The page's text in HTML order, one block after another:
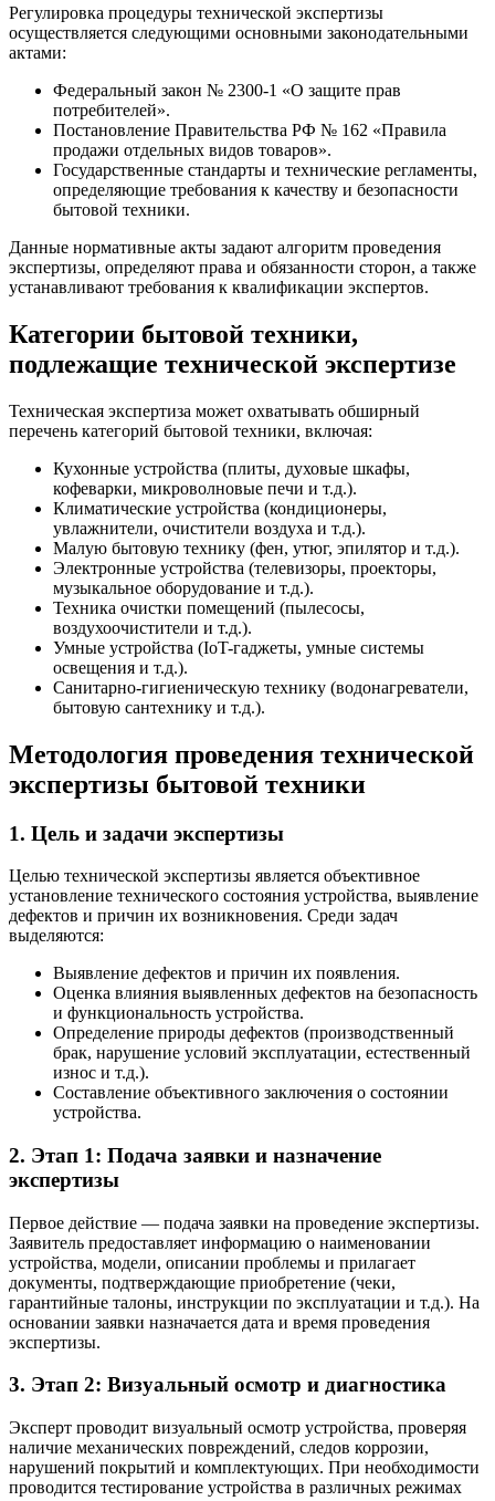
Регулировка процедуры технической экспертизы
осуществляется следующими основными законодательными
актами:
Федеральный закон № 2300-1 «О защите прав
потребителей».
Постановление Правительства РФ № 162 «Правила
продажи отдельных видов товаров».
Государственные стандарты и технические регламенты,
определяющие требования к качеству и безопасности
бытовой техники.
Данные нормативные акты задают алгоритм проведения
экспертизы, определяют права и обязанности сторон, а также
устанавливают требования к квалификации экспертов.
Категории бытовой техники,
подлежащие технической экспертизе
Техническая экспертиза может охватывать обширный
перечень категорий бытовой техники, включая:
Кухонные устройства (плиты, духовые шкафы,
кофеварки, микроволновые печи и т.д.).
Климатические устройства (кондиционеры,
увлажнители, очистители воздуха и т.д.).
Малую бытовую технику (фен, утюг, эпилятор и т.д.).
Электронные устройства (телевизоры, проекторы,
музыкальное оборудование и т.д.).
Техника очистки помещений (пылесосы,
воздухоочистители и т.д.).
Умные устройства (IoT-гаджеты, умные системы
освещения и т.д.).
Санитарно-гигиеническую технику (водонагреватели,
бытовую сантехнику и т.д.).
Методология проведения технической
экспертизы бытовой техники
1. Цель и задачи экспертизы
Целью технической экспертизы является объективное
установление технического состояния устройства, выявление
дефектов и причин их возникновения. Среди задач
выделяются:
Выявление дефектов и причин их появления.
Оценка влияния выявленных дефектов на безопасность
и функциональность устройства.
Определение природы дефектов (производственный
брак, нарушение условий эксплуатации, естественный
износ и т.д.).
Составление объективного заключения о состоянии
устройства.
2. Этап 1: Подача заявки и назначение
экспертизы
Первое действие — подача заявки на проведение экспертизы.
Заявитель предоставляет информацию о наименовании
устройства, модели, описании проблемы и прилагает
документы, подтверждающие приобретение (чеки,
гарантийные талоны, инструкции по эксплуатации и т.д.). На
основании заявки назначается дата и время проведения
экспертизы.
3. Этап 2: Визуальный осмотр и диагностика
Эксперт проводит визуальный осмотр устройства, проверяя
наличие механических повреждений, следов коррозии,
нарушений покрытий и комплектующих. При необходимости
проводится тестирование устройства в различных режимах